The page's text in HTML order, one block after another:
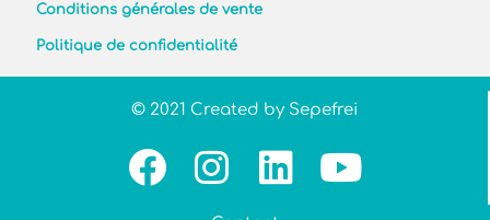
Conditions générales de vente
Politique de confidentialité
© 2021 Created by Sepefrei